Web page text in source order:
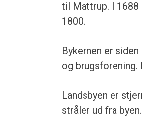
til Mattrup. I 1688
1800.
Bykernen er
og brugsforening.
Landsbyen er
stråler ud fra